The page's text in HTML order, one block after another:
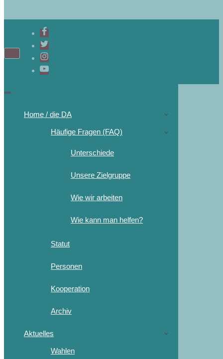
Home / die DA
Häufige Fragen (FAQ)
Unterschiede
Unsere Zielgruppe
Wie wir arbeiten
Wie kann man helfen?
Statut
Personen
Kooperation
Archiv
Aktuelles
Wahlen